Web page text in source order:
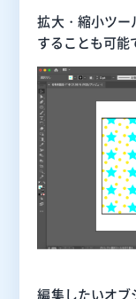
拡大・縮小ツー
することも可能
編集したいオ